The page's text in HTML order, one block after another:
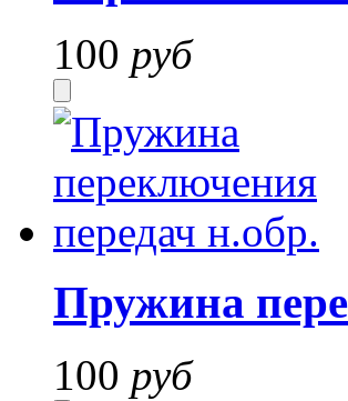
100 руб
Пружина
100 руб